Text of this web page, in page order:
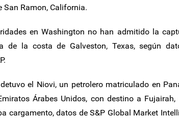
San Ramon, California.
en Washington no han admitido la
de la costa de Galveston, Texas, según
el Niovi, un petrolero matriculado en
Árabes Unidos, con destino a
cargamento, datos de S&P Global Market